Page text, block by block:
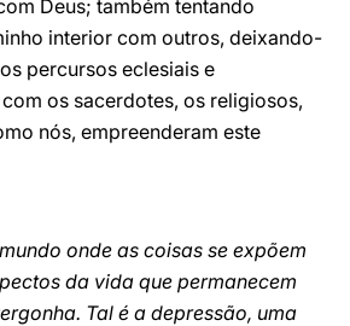
Deus; também tentando
interior com outros, deixando-
percursos eclesiais e
os sacerdotes, os religiosos,
nós, empreenderam este
onde as coisas se expõem
da vida que permanecem
Tal é a depressão, uma